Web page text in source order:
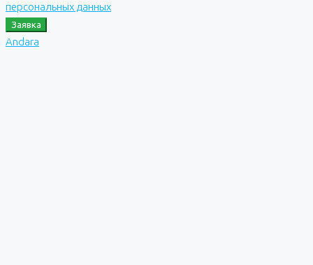
персональных данных
Заявка
Andara